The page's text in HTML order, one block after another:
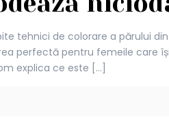
tehnici de colorare a părului
perfectă pentru femeile care
explica ce este […]